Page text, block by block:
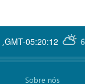
GMT-05:20:12
,
Sobre nós